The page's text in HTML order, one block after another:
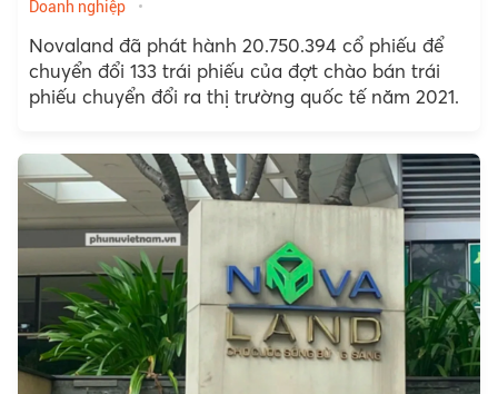
Doanh nghiệp
Novaland đã phát hành 20.750.394 cổ phiếu để
chuyển đổi 133 trái phiếu của đợt chào bán trái
phiếu chuyển đổi ra thị trường quốc tế năm 2021.